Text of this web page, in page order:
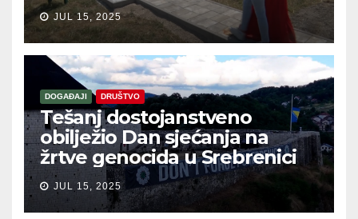
JUL 15, 2025
DOGAĐAJI DRUŠTVO
Tešanj dostojanstveno
obilježio Dan sjećanja na
žrtve genocida u Srebrenici
JUL 15, 2025